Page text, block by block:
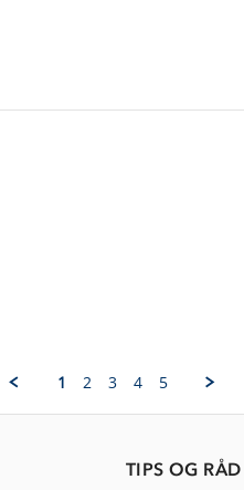
1 2 3 4 5
TIPS OG RÅD